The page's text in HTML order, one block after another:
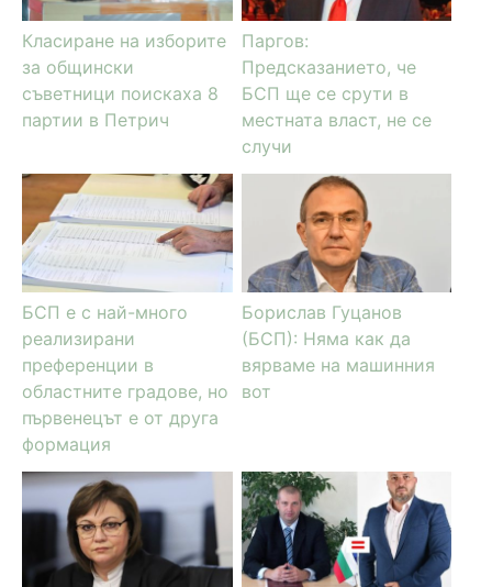
Класиране на изборите
за общински
съветници поискаха 8
партии в Петрич
Паргов:
Предсказанието, че
БСП ще се срути в
местната власт, не се
случи
БСП е с най-много
реализирани
преференции в
областните градове, но
първенецът е от друга
формация
Борислав Гуцанов
(БСП): Няма как да
вярваме на машинния
вот